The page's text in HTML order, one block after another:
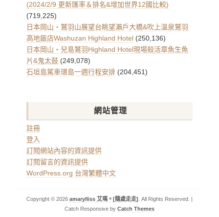
(2024/2/9 更新匯率＆排名&增加世界12國比較)
(719,225)
日本岡山・鷲羽山展望台眺望瀨戶大橋&吹上溫泉鷲羽
高地飯店Washuzan Highland Hotel (250,136)
日本岡山・兒島鷲羽Highland Hotel現場殺活章魚生魚
片&鬼太鼓 (249,078)
石垣島駕車環島一週行程安排 (204,451)
網站管理
註冊
登入
訂閱網站內容的資訊提供
訂閱留言的資訊提供
WordPress.org 台灣繁體中文
Copyright © 2026 amarylliss 艾瑪。[隨處走走] . All Rights Reserved. |
Catch Responsive by Catch Themes